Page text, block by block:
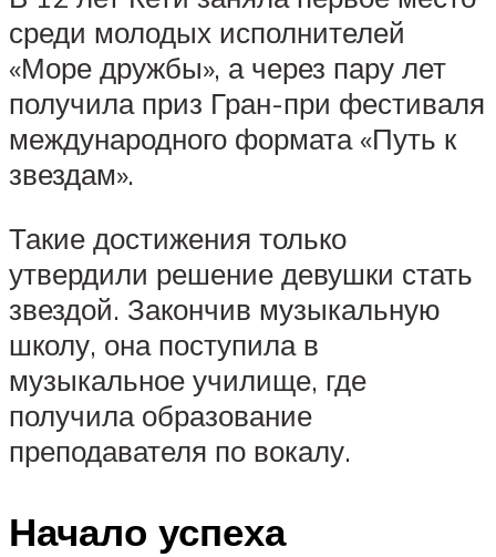
среди молодых исполнителей
«Море дружбы», а через пару лет
получила приз Гран-при фестиваля
международного формата «Путь к
звездам».
Такие достижения только
утвердили решение девушки стать
звездой. Закончив музыкальную
школу, она поступила в
музыкальное училище, где
получила образование
преподавателя по вокалу.
Начало успеха